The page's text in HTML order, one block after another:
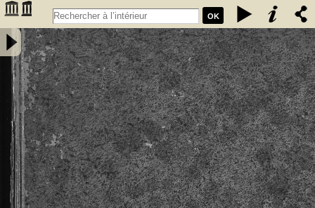
OK
Privilèges, franchises, et libertés, sous lesquels sont régis &
gouvernez les bourgeois, manans & habitans de la ville,... de
Cadillac, à eux concedez & ratifiez successivement. Par messires
Jean de Grailli, Pierre de Grailli, Archambaut comte de Foix, Gaston
de Foix ... années 1280. 1315. 1366. 1400. 1494. 1495. & 1517 -